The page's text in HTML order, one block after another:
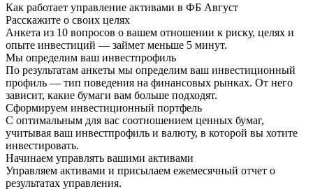
Как работает управление активами в ФБ Август
Расскажите о своих целях
Анкета из 10 вопросов о вашем отношении к риску, целях и
опыте инвестиций — займет меньше 5 минут.
Мы определим ваш инвестпрофиль
По результатам анкеты мы определим ваш инвестиционный
профиль — тип поведения на финансовых рынках. От него
зависит, какие бумаги вам больше подходят.
Сформируем инвестиционный портфель
С оптимальным для вас соотношением ценных бумаг,
учитывая ваш инвестпрофиль и валюту, в которой вы хотите
инвестировать.
Начинаем управлять вашими активами
Управляем активами и присылаем ежемесячный отчет о
результатах управления.